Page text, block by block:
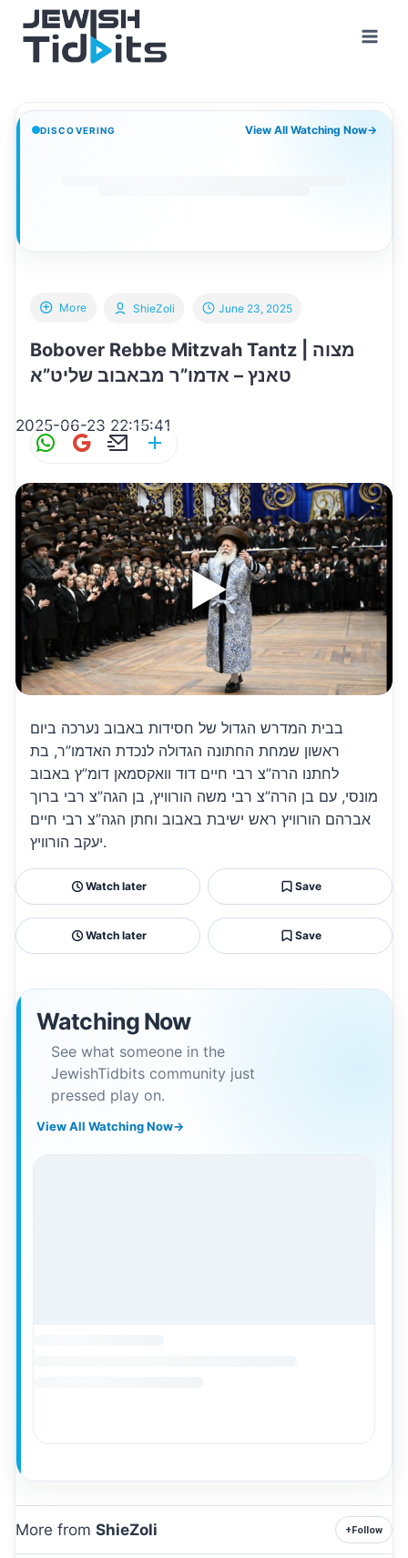
content
DISCOVERING View All Watching Now→
More
Bobover Rebbe Mitzvah Tantz | מצוה
טאנץ – אדמו”ר מבאבוב שליט”א
ShieZoli June 23, 2025
2025-06-23 22:15:41
W
at
s
A
p
p
G
ai
l
E
ai
l
ar
e
בבית המדרש הגדול של חסידות באבוב נערכה ביום
ראשון שמחת החתונה הגדולה לנכדת האדמו”ר, בת
לחתנו הרה”צ רבי חיים דוד וואקסמאן דומ”ץ באבוב
מונסי, עם בן הרה”צ רבי משה הורוויץ, בן הגה”צ רבי ברוך
אברהם הורוויץ ראש ישיבת באבוב וחתן הגה”צ רבי חיים
יעקב הורוויץ.
Watch later Save
Watch later Save
Watching Now
See what someone in the
JewishTidbits community just
pressed play on.
View All Watching Now→
More from ShieZoli +Follow